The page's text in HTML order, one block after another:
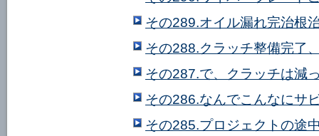
その289.オイル漏れ完治根
その288.クラッチ整備完了
その287.で、クラッチは減
その286.なんでこんなにサ
その285.プロジェクトの